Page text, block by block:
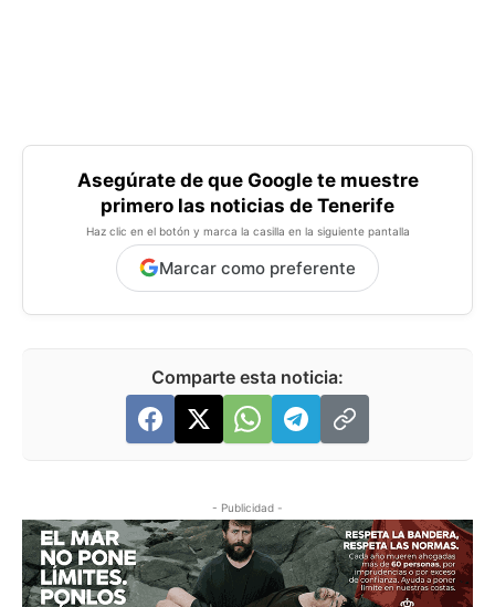
Asegúrate de que Google te muestre
primero las noticias de Tenerife
Haz clic en el botón y marca la casilla en la siguiente pantalla
Marcar como preferente
Comparte esta noticia:
- Publicidad -